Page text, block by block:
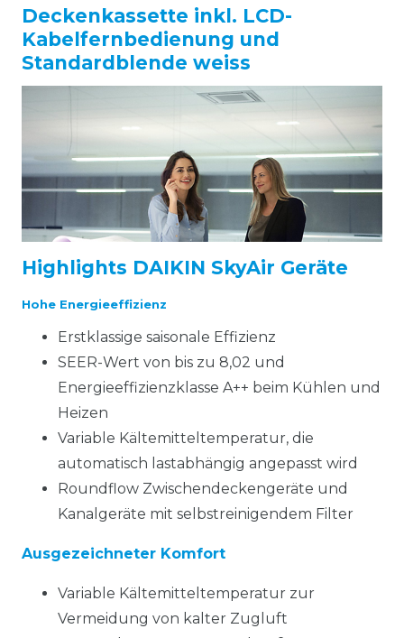
Deckenkassette inkl. LCD-
Kabelfernbedienung und
Standardblende weiss
Highlights DAIKIN SkyAir Geräte
Hohe Energieeffizienz
Erstklassige saisonale Effizienz
SEER-Wert von bis zu 8,02 und
Energieeffizienzklasse A++ beim Kühlen und
Heizen
Variable Kältemitteltemperatur, die
automatisch lastabhängig angepasst wird
Roundflow Zwischendeckengeräte und
Kanalgeräte mit selbstreinigendem Filter
Ausgezeichneter Komfort
Variable Kältemitteltemperatur zur
Vermeidung von kalter Zugluft